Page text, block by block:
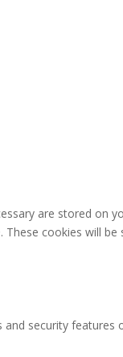
are stored on
cookies will
security features